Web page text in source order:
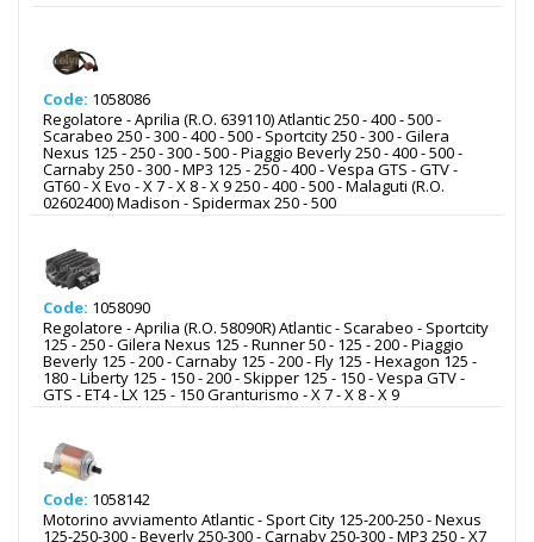
Code: 1058086
Regolatore - Aprilia (R.O. 639110) Atlantic 250 - 400 - 500 -
Scarabeo 250 - 300 - 400 - 500 - Sportcity 250 - 300 - Gilera
Nexus 125 - 250 - 300 - 500 - Piaggio Beverly 250 - 400 - 500 -
Carnaby 250 - 300 - MP3 125 - 250 - 400 - Vespa GTS - GTV -
GT60 - X Evo - X 7 - X 8 - X 9 250 - 400 - 500 - Malaguti (R.O.
02602400) Madison - Spidermax 250 - 500
Code: 1058090
Regolatore - Aprilia (R.O. 58090R) Atlantic - Scarabeo - Sportcity
125 - 250 - Gilera Nexus 125 - Runner 50 - 125 - 200 - Piaggio
Beverly 125 - 200 - Carnaby 125 - 200 - Fly 125 - Hexagon 125 -
180 - Liberty 125 - 150 - 200 - Skipper 125 - 150 - Vespa GTV -
GTS - ET4 - LX 125 - 150 Granturismo - X 7 - X 8 - X 9
Code: 1058142
Motorino avviamento Atlantic - Sport City 125-200-250 - Nexus
125-250-300 - Beverly 250-300 - Carnaby 250-300 - MP3 250 - X7